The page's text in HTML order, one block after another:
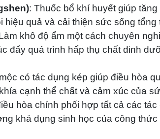
: Thuốc bổ khí huyết giúp
hiệu quả và cải thiện sức sống tổng
khô độ ẩm một cách chuyên
đẩy quá trình hấp thụ chất dinh
có tác dụng kép giúp điều hòa
cạnh thể chất và cảm xúc của
hòa chính phối hợp tất cả các
khả dụng sinh học của công thức